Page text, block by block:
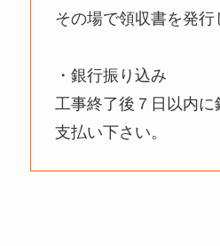
その場で領収書を発行
・銀行振り込み
工事終了後７日以内
支払い下さい。